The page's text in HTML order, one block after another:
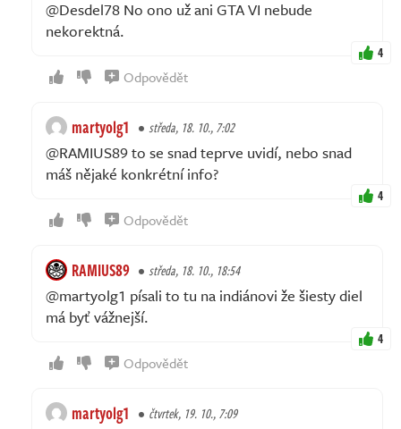
@Desdel78 No ono už ani GTA VI nebude
nekorektná.
4
Odpovědět
martyolg1 středa, 18. 10., 7:02
@RAMIUS89 to se snad teprve uvidí, nebo snad
máš nějaké konkrétní info?
4
Odpovědět
RAMIUS89 středa, 18. 10., 18:54
@martyolg1 písali to tu na indiánovi že šiesty diel
má byť vážnejší.
4
Odpovědět
martyolg1 čtvrtek, 19. 10., 7:09